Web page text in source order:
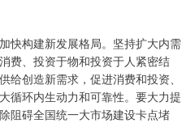
快构建新发展格局。坚持扩大内需
费、投资于物和投资于人紧密结
创造新需求，促进消费和投资、
循环内生动力和可靠性。要大力提
阻碍全国统一大市场建设卡点堵